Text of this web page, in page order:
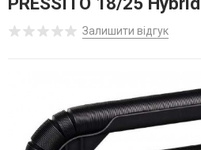
Залишити відгук